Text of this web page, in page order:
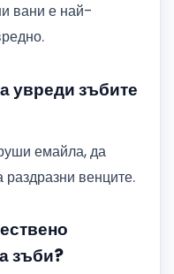
вани е най-
увреди зъбите
емайла, да
раздразни венците.
зъби?